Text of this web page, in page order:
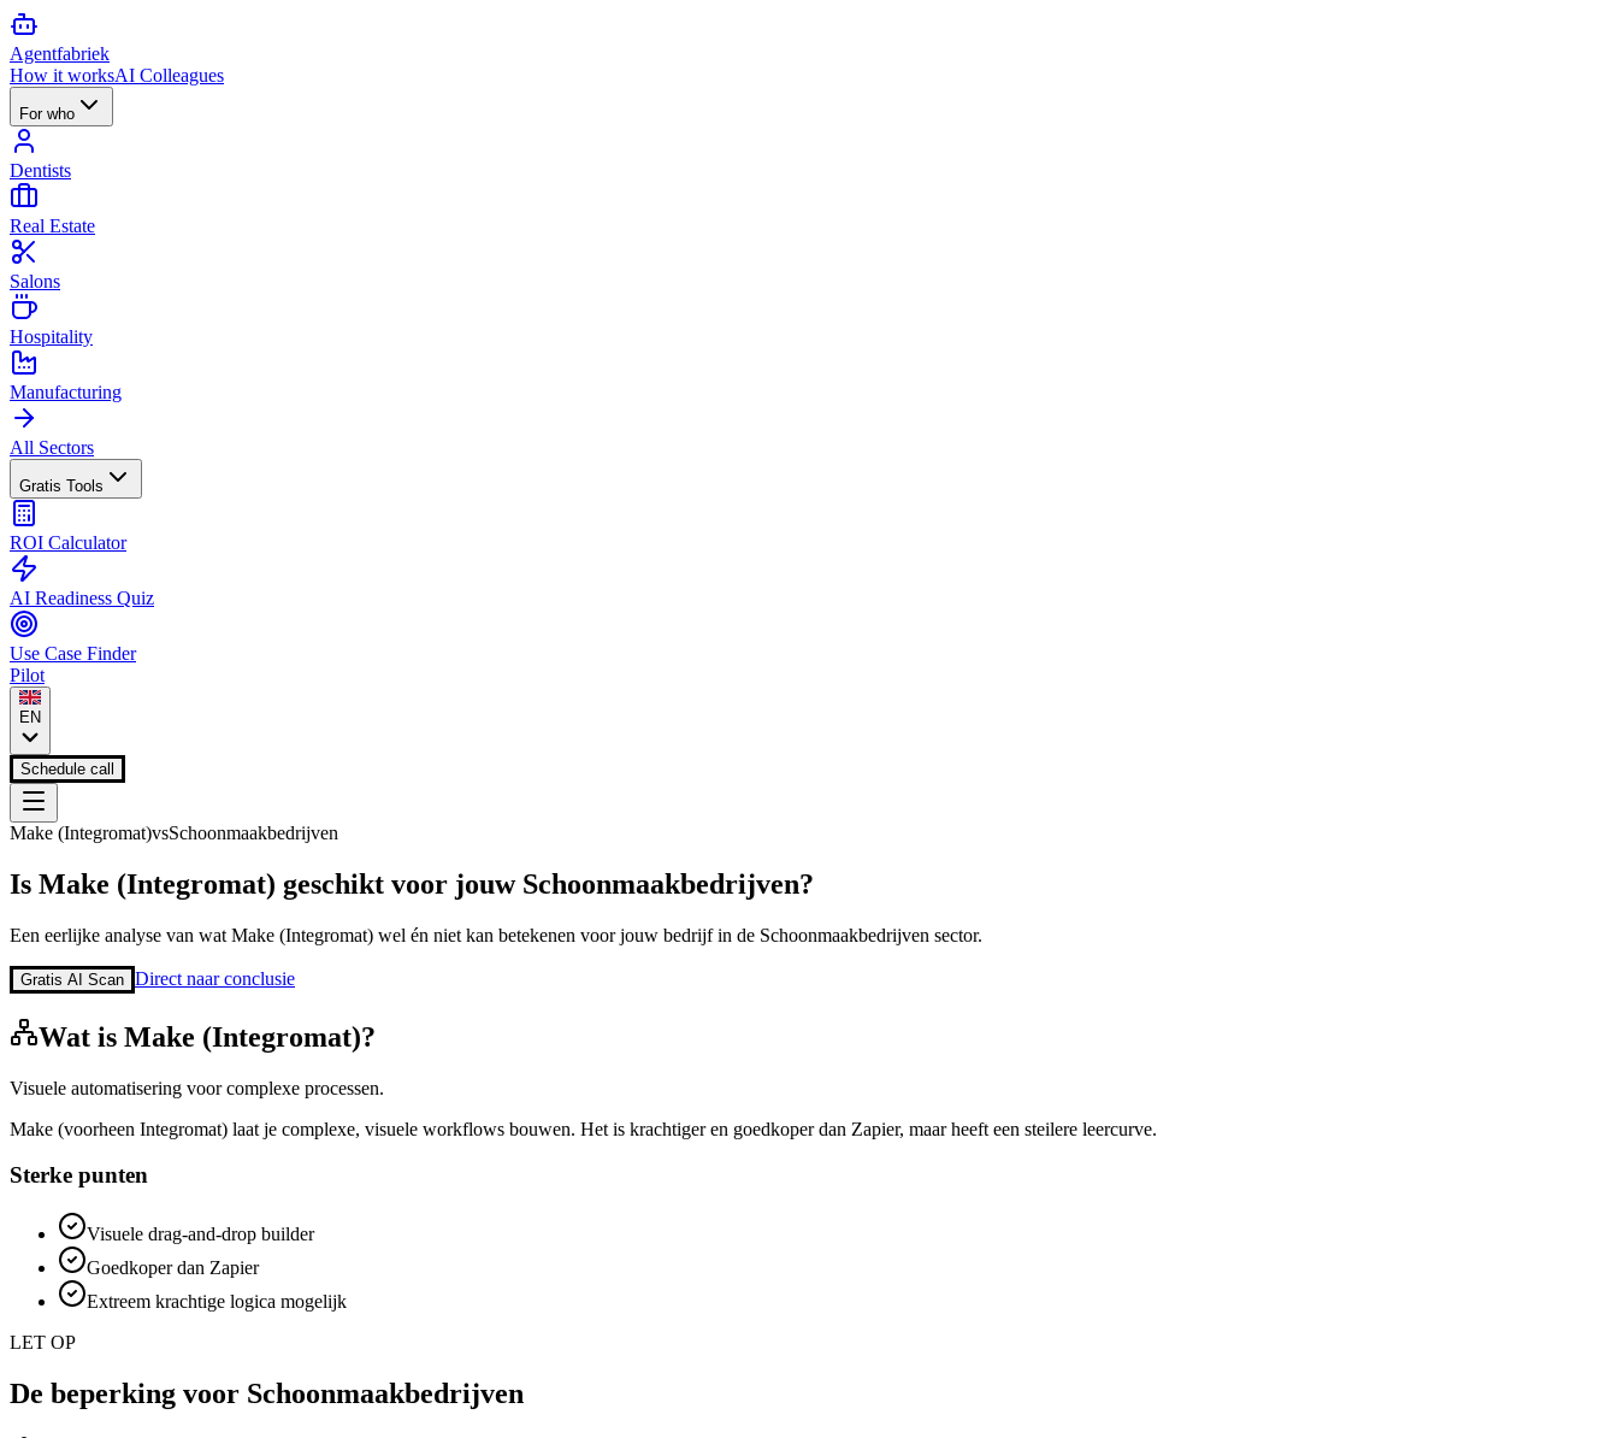
Agentfabriek
How it worksAI Colleagues
For who
Dentists
Real Estate
Salons
Hospitality
Manufacturing
All Sectors
Gratis Tools
ROI Calculator
AI Readiness Quiz
Use Case Finder
Pilot
EN
Schedule call
Make (Integromat)vsSchoonmaakbedrijven
Is Make (Integromat) geschikt voor jouw Schoonmaakbedrijven?
Een eerlijke analyse van wat Make (Integromat) wel én niet kan betekenen voor jouw bedrijf in de Schoonmaakbedrijven sector.
Gratis AI Scan Direct naar conclusie
Wat is Make (Integromat)?
Visuele automatisering voor complexe processen.
Make (voorheen Integromat) laat je complexe, visuele workflows bouwen. Het is krachtiger en goedkoper dan Zapier, maar heeft een steilere leercurve.
Sterke punten
Visuele drag-and-drop builder
Goedkoper dan Zapier
Extreem krachtige logica mogelijk
LET OP
De beperking voor Schoonmaakbedrijven